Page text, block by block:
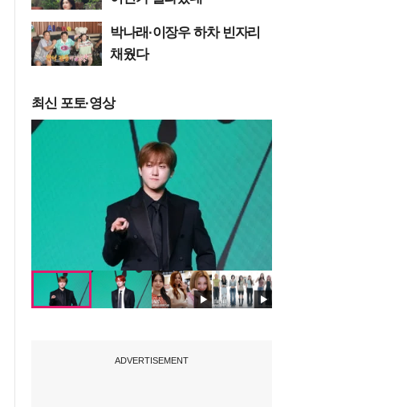
박나래·이장우 하차 빈자리
채웠다
최신 포토·영상
ADVERTISEMENT